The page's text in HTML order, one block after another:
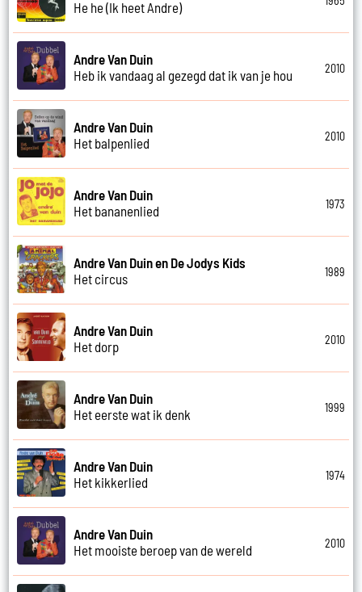
He he (Ik heet Andre)
Andre Van Duin
Heb ik vandaag al gezegd dat ik van je hou
2010
Andre Van Duin
Het balpenlied
2010
Andre Van Duin
Het bananenlied
1973
Andre Van Duin en De Jodys Kids
Het circus
1989
Andre Van Duin
Het dorp
2010
Andre Van Duin
Het eerste wat ik denk
1999
Andre Van Duin
Het kikkerlied
1974
Andre Van Duin
Het mooiste beroep van de wereld
2010